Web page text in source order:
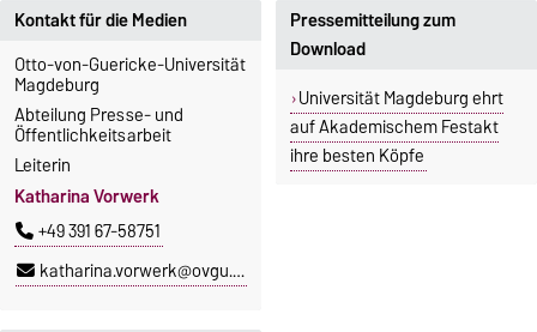
Kontakt für die Medien
Otto-von-Guericke-Universität
Magdeburg
Abteilung Presse- und
Öffentlichkeitsarbeit
Leiterin
Katharina Vorwerk
+49 391 67-58751
katharina.vorwerk@ovgu.de
Pressemitteilung zum
Download
Universität Magdeburg ehrt
auf Akademischem Festakt
ihre besten Köpfe